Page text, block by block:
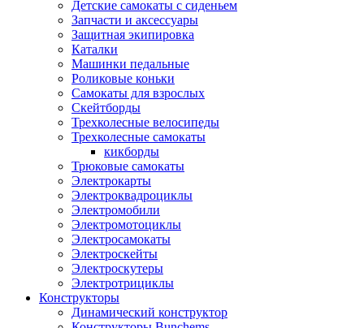
Детские самокаты с сиденьем
Запчасти и аксессуары
Защитная экипировка
Каталки
Машинки педальные
Роликовые коньки
Самокаты для взрослых
Скейтборды
Трехколесные велосипеды
Трехколесные самокаты
кикборды
Трюковые самокаты
Электрокарты
Электроквадроциклы
Электромобили
Электромотоциклы
Электросамокаты
Электроскейты
Электроскутеры
Электротрициклы
Конструкторы
Динамический конструктор